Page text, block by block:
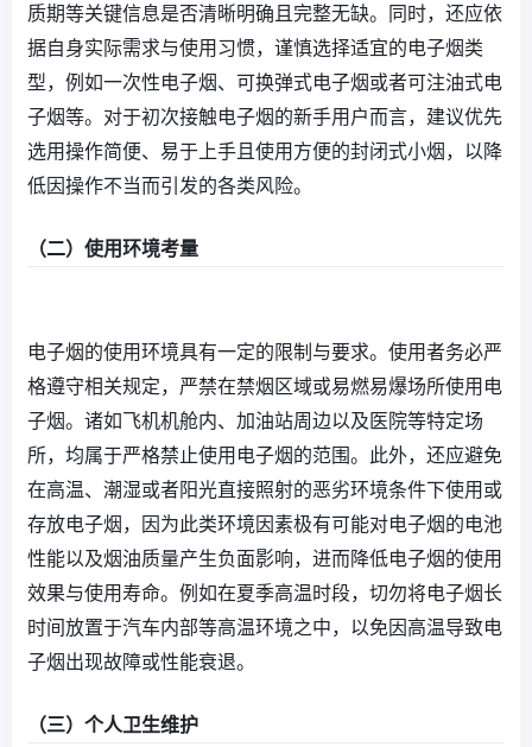
质期等关键信息是否清晰明确且完整无缺。同时，还应依
据自身实际需求与使用习惯，谨慎选择适宜的电子烟类
型，例如一次性电子烟、可换弹式电子烟或者可注油式电
子烟等。对于初次接触电子烟的新手用户而言，建议优先
选用操作简便、易于上手且使用方便的封闭式小烟，以降
低因操作不当而引发的各类风险。
（二）使用环境考量
电子烟的使用环境具有一定的限制与要求。使用者务必严
格遵守相关规定，严禁在禁烟区域或易燃易爆场所使用电
子烟。诸如飞机机舱内、加油站周边以及医院等特定场
所，均属于严格禁止使用电子烟的范围。此外，还应避免
在高温、潮湿或者阳光直接照射的恶劣环境条件下使用或
存放电子烟，因为此类环境因素极有可能对电子烟的电池
性能以及烟油质量产生负面影响，进而降低电子烟的使用
效果与使用寿命。例如在夏季高温时段，切勿将电子烟长
时间放置于汽车内部等高温环境之中，以免因高温导致电
子烟出现故障或性能衰退。
（三）个人卫生维护